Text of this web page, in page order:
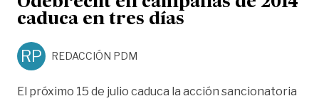
caduca en tres días
RP REDACCIÓN PDM
El próximo 15 de julio caduca la acción sancionatoria